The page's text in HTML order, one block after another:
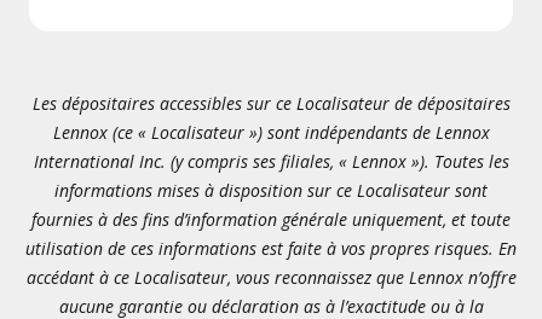
Les dépositaires accessibles sur ce Localisateur de dépositaires
Lennox (ce « Localisateur ») sont indépendants de Lennox
International Inc. (y compris ses filiales, « Lennox »). Toutes les
informations mises à disposition sur ce Localisateur sont
fournies à des fins d’information générale uniquement, et toute
utilisation de ces informations est faite à vos propres risques. En
accédant à ce Localisateur, vous reconnaissez que Lennox n’offre
aucune garantie ou déclaration as à l’exactitude ou à la